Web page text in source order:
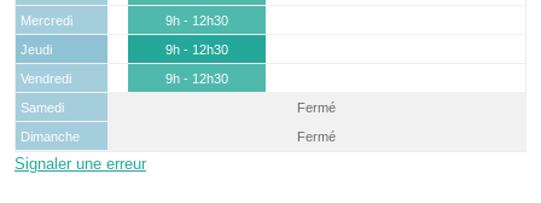
Mercredi
9h - 12h30
Jeudi
9h - 12h30
Vendredi
9h - 12h30
Samedi
Fermé
Dimanche
Fermé
Signaler une erreur